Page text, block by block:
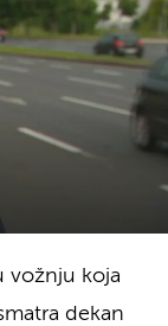
vožnju koja
dekan